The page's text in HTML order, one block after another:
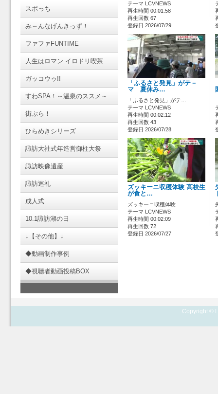
スポっち
み～んなげんきっず！
ファファFUNTIME
人生はロマン イロドリ喫茶
ガッコウゥ!!
すわSPA！～温泉のススメ～
街ぶら！
ひらめきシリーズ
諏訪大社式年造営御柱大祭
諏訪映像遺産
諏訪巡礼
成人式
10.1諏訪湖の日
↓【その他】↓
◆動画制作事例
◆視聴者動画投稿BOX
テーマ LCVNEWS
再生時間 00:01:58
再生回数 67
登録日 2026/07/29
「ふるさと発見」がテ－
マ 夏休み…
「ふるさと発見」がテ…
テーマ LCVNEWS
再生時間 00:02:12
再生回数 43
登録日 2026/07/28
ズッキーニ収穫体験 高校生
が食と…
ズッキーニ収穫体験 …
テーマ LCVNEWS
再生時間 00:02:09
再生回数 72
登録日 2026/07/27
Copyright ©